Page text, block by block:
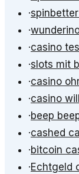
·
·
·casino
·slots mit
·casino
·casino
·beep
·cashed
·bitcoin
·Echtgeld